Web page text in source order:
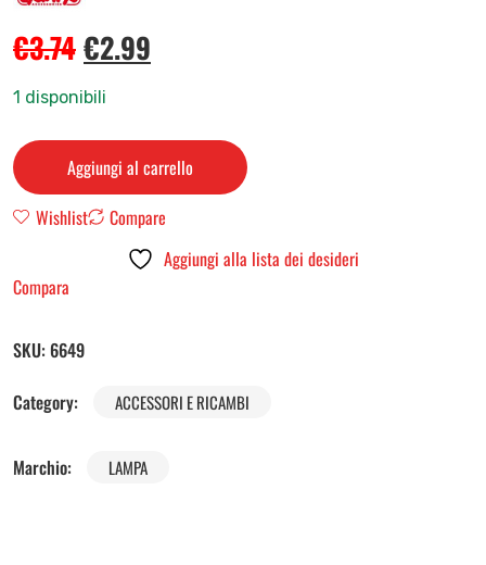
€3.74€2.99
1 disponibili
Aggiungi al carrello
Wishlist
Compare
Aggiungi alla lista dei desideri
Compara
SKU: 6649
Category:
ACCESSORI E RICAMBI
Marchio: LAMPA